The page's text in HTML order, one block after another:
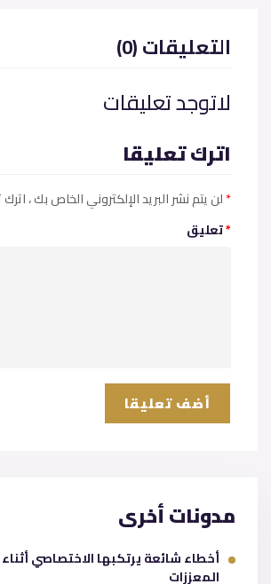
(0) التعليقات
لاتوجد تعليقات
اترك تعليقا
لن يتم نشر البريد الإلكتروني الخاص بك*
*
مدونات أخرى
أخطاء شائعة يرتكبها الاختصاصي
المعززات